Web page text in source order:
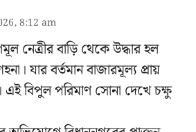
8:12 am
নেত্রীর বাড়ি থেকে উদ্ধার হল
যার বর্তমান বাজারমূল্য প্রায়
এই বিপুল পরিমাণ সোনা দেখে চক্ষু